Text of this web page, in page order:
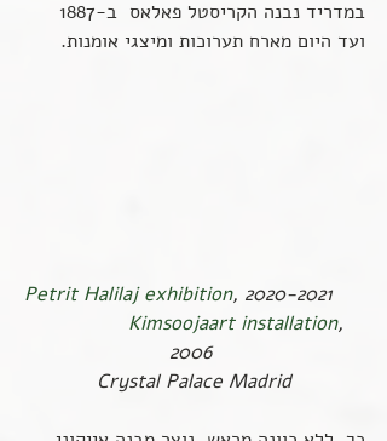
ועד היום מארח תערוכות ומיצגי אומנות.
Petrit Halilaj exhibition, 2020-2021
Kimsoojaart installation,
2006
Crystal Palace Madrid